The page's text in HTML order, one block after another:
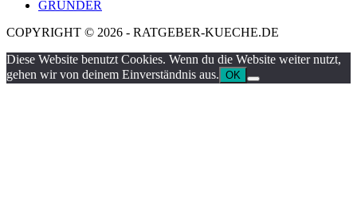
GRÜNDER
COPYRIGHT © 2026 - RATGEBER-KUECHE.DE
Diese Website benutzt Cookies. Wenn du die Website weiter nutzt,
gehen wir von deinem Einverständnis aus. OK